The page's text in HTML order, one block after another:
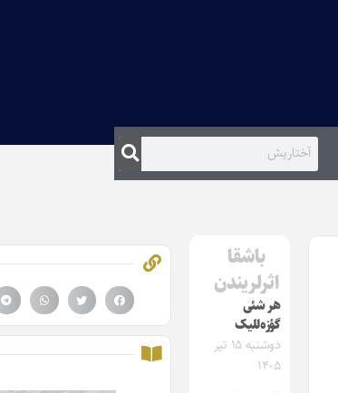
باشقا
اثرلریندن
هر شئی
گؤزه‌للیک
دوشنبه ۱۵ تیر
۱۴۰۵